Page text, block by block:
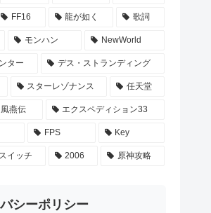
FF16 龍が如く 歌詞
モンハン NewWorld
ター デス・ストランディング
スターレゾナンス 任天堂
風燕伝 エクスペディション33
FPS Key
イッチ 2006 原神攻略
シーポリシー